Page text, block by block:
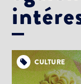
CULTURE